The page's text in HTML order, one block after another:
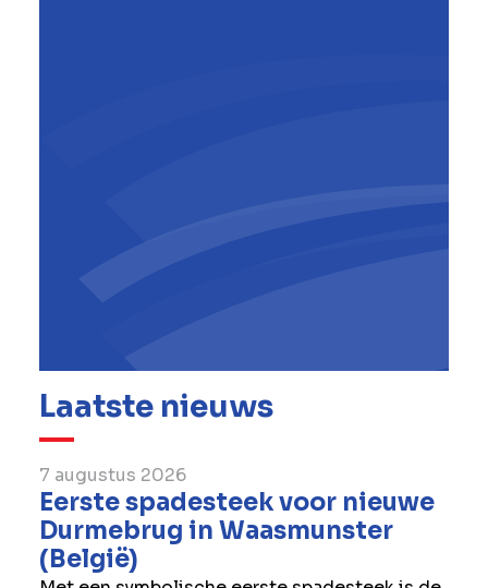
Laatste nieuws
7 augustus 2026
Eerste spadesteek voor nieuwe
Durmebrug in Waasmunster
(België)